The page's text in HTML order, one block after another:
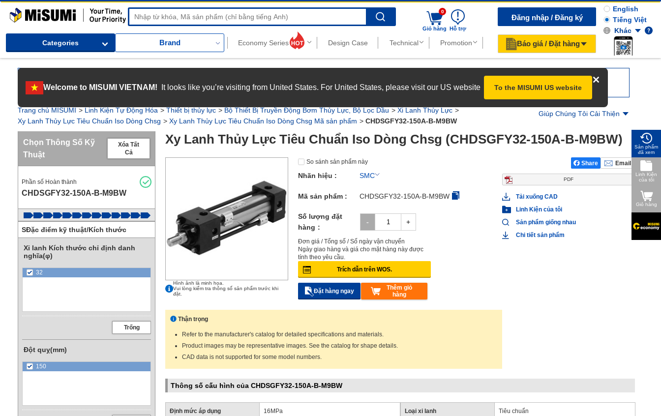
MiSUMi
Search
0
Giỏ hàng Hỗ trợ
Categories Brand
Đăng nhập / Đăng ký
Báo giá / Đặt hàng
English
Tiếng Việt
Khác
Welcome to MISUMI VIETNAM! It looks like you’re visiting from United States. For United States, please visit our US website To the MISUMI US website
[Recruitment] We're hiring! Grab your ultimate career opportunity & enjoy top-tier benefits at MISUMI Vietnam.See more
Trang chủ MISUMI Linh Kiện Tự Động Hóa Thiết bị thủy lực Bộ Thiết Bị Truyền Động Bơm Thủy Lực, Bộ Lọc Dầu
Xi Lanh Thủy Lực
Xy Lanh Thủy Lực Tiêu Chuẩn Iso Dòng Chsg
Xy Lanh Thủy Lực Tiêu Chuẩn Iso Dòng Chsg Mã sản phẩm CHDSGFY32-150A-B-M9BW
Giúp Chúng Tôi Cải Thiện
Chọn Thông Số Kỹ
Thuật
Xóa Tất
Cả
Phần số Hoàn thành
CHDSGFY32-150A-B-M9BW
SĐặc điểm kỹ thuật/Kích thước
Xi lanh Kích thước chỉ định danh
nghĩa(φ)
32
Trống
Đột quỵ(mm)
150
Xy Lanh Thủy Lực Tiêu Chuẩn Iso Dòng Chsg (CHDSGFY32-150A-B-M9BW)
Hình ảnh là minh họa.
Vui lòng kiểm tra thông số sản phẩm trước khi
đặt.
So sánh sản phẩm này
Nhãn hiệu : SMC
Mã sản phẩm : CHDSGFY32-150A-B-M9BW
Số lượng đặt
hàng
Đơn giá / Tổng số / Số ngày vận chuyển
Ngày giao hàng và giá cho mặt hàng này được
tính theo yêu cầu.
Trích dẫn trên WOS.
Đặt hàng ngay
Thêm giỏ
hàng
Thận trọng
Refer to the manufacturer's catalog for detailed specifications and materials.
Product images may be representative images. See the catalog for shape details.
CAD data is not supported for some model numbers.
Share Email
PDF
Tải xuống CAD
Linh Kiện của tôi
Sản phẩm giống nhau
Chi tiết sản phẩm
Thông số cấu hình của CHDSGFY32-150A-B-M9BW
Định mức áp dụng 16MPa Loại xi lanh Tiêu chuẩn
Sản phẩm
đã xem
Linh Kiện
của tôi
Giỏ hàng